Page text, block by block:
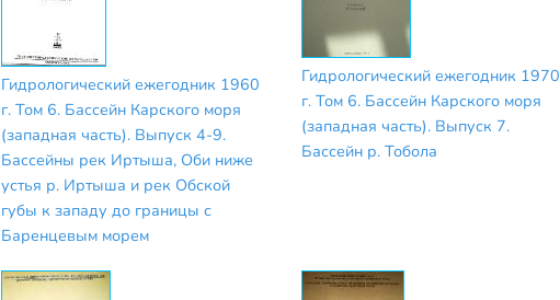
Гидрологический ежегодник 1960
г. Том 6. Бассейн Карского моря
(западная часть). Выпуск 4-9.
Бассейны рек Иртыша, Оби ниже
устья р. Иртыша и рек Обской
губы к западу до границы с
Баренцевым морем
Гидрологический ежегодник 1970
г. Том 6. Бассейн Карского моря
(западная часть). Выпуск 7.
Бассейн р. Тобола